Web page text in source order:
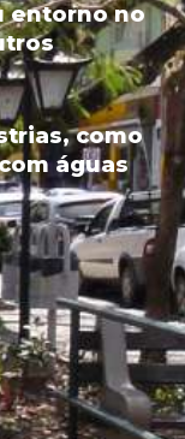
entorno no
como
águas